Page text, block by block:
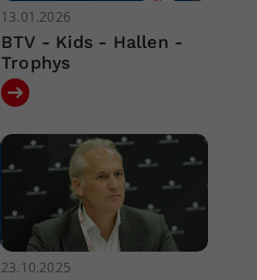
13.01.2026
BTV - Kids - Hallen -
Trophys
23.10.2025